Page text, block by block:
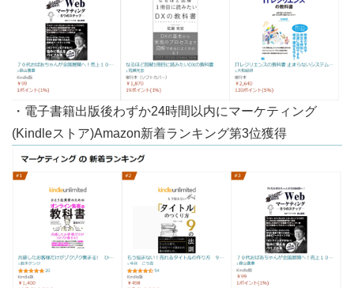
・電子書籍出版後わずか24時間以内にマーケティング
(Kindleストア)Amazon新着ランキング第3位獲得